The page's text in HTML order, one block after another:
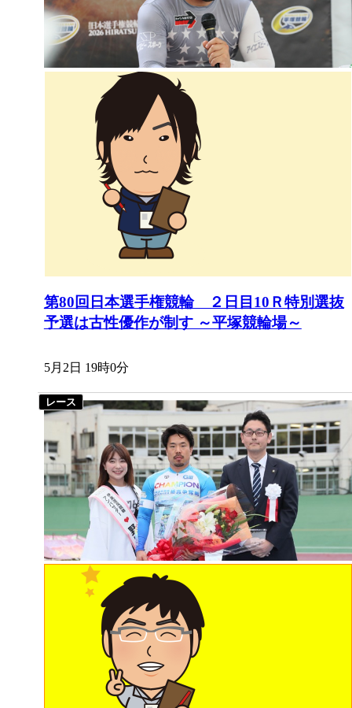
第80回日本選手権競輪 ２日目10Ｒ特別選抜
予選は古性優作が制す ～平塚競輪場～
5月2日 19時0分